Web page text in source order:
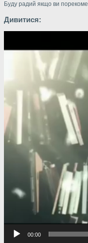
Буду радий якщо ви
Дивитися:
00:00